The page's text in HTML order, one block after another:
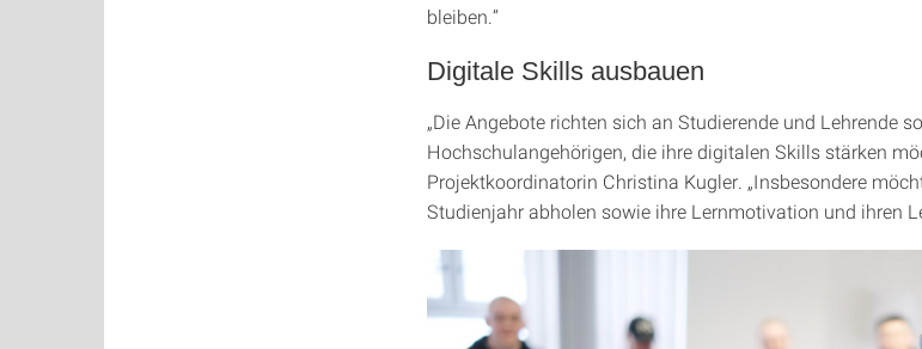
bleiben.“
Digitale Skills ausbauen
„Die Angebote richten sich an Studierende und Lehrende
Hochschulangehörigen, die ihre digitalen Skills stärken
Projektkoordinatorin Christina Kugler. „Insbesondere
Studienjahr abholen sowie ihre Lernmotivation und ihren